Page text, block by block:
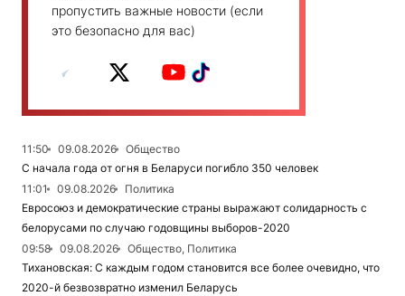
пропустить важные новости (если
это безопасно для вас)
11:50 09.08.2026
Общество
С начала года от огня в Беларуси погибло 350 человек
11:01
09.08.2026
Политика
Евросоюз и демократические страны выражают солидарность с
белорусами по случаю годовщины выборов-2020
09:58
09.08.2026
Общество, Политика
Тихановская: С каждым годом становится все более очевидно, что
2020-й безвозвратно изменил Беларусь